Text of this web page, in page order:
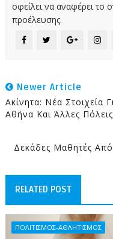
οφείλει να αναφέρει το
προέλευσης.
Newer Article
Ακίνητα: Νέα Στοιχεία
Αθήνα Και Άλλες Πόλεις
Δεκάδες Μαθητές
RELATED POST
ΠΟΛΙΤΙΣΜΟΣ-ΑΘΛΗΤΙΣΜΟΣ